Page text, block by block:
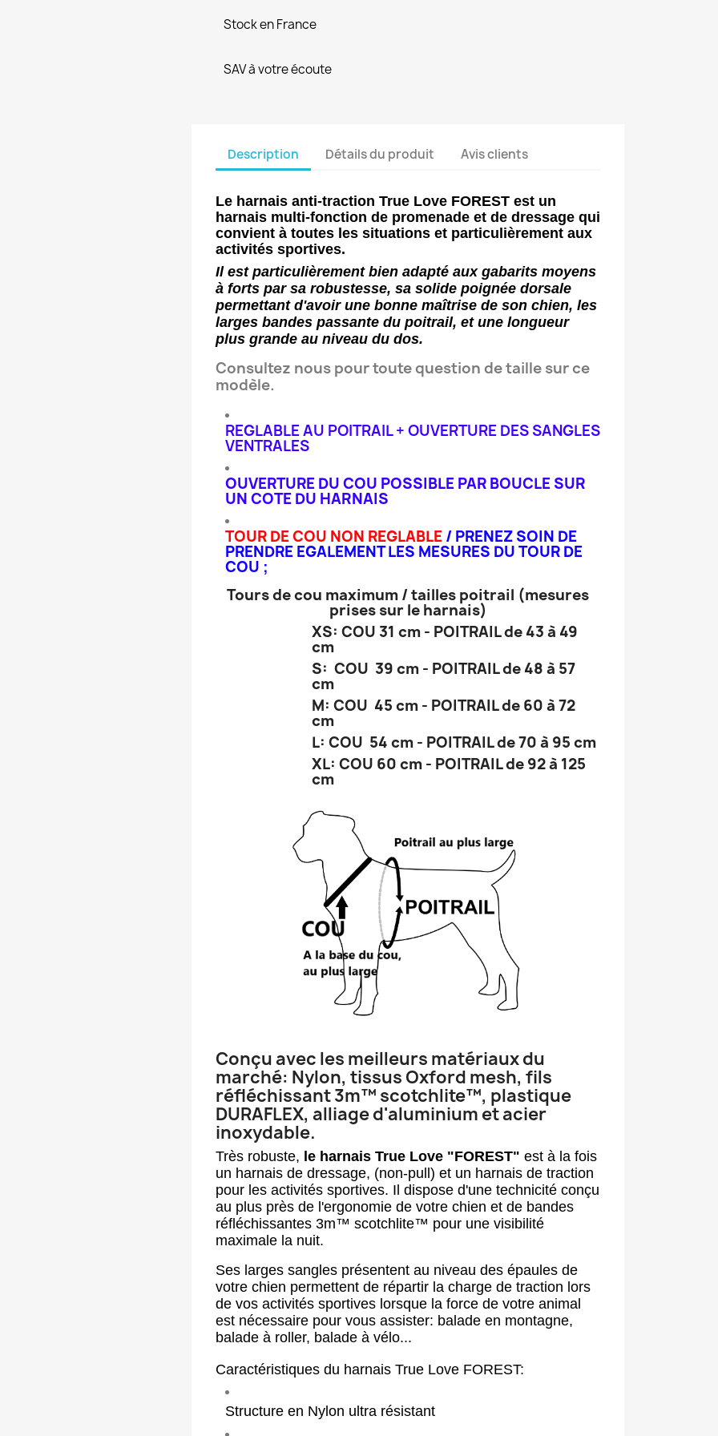
Stock en France
SAV à votre écoute
Description Détails du produit Avis clients
Le harnais anti-traction True Love FOREST est un
harnais multi-fonction de promenade et de dressage qui
convient à toutes les situations et particulièrement aux
activités sportives.
Il est particulièrement bien adapté aux gabarits moyens
à forts par sa robustesse, sa solide poignée dorsale
permettant d'avoir une bonne maîtrise de son chien, les
larges bandes passante du poitrail, et une longueur
plus grande au niveau du dos.
Consultez nous pour toute question de taille sur ce
modèle.
REGLABLE AU POITRAIL + OUVERTURE DES SANGLES
VENTRALES
OUVERTURE DU COU POSSIBLE PAR BOUCLE SUR
UN COTE DU HARNAIS
TOUR DE COU NON REGLABLE / PRENEZ SOIN DE
PRENDRE EGALEMENT LES MESURES DU TOUR DE
COU ;
Tours de cou maximum / tailles poitrail (mesures
prises sur le harnais)
XS: COU 31 cm - POITRAIL de 43 à 49
cm
S: COU 39 cm - POITRAIL de 48 à 57
cm
M: COU 45 cm - POITRAIL de 60 à 72
cm
L: COU 54 cm - POITRAIL de 70 à 95 cm
XL: COU 60 cm - POITRAIL de 92 à 125
cm
Conçu avec les meilleurs matériaux du
marché: Nylon, tissus Oxford mesh, fils
réfléchissant 3m™ scotchlite™, plastique
DURAFLEX, alliage d'aluminium et acier
inoxydable.
Très robuste, le harnais True Love "FOREST" est à la fois
un harnais de dressage, (non-pull) et un harnais de traction
pour les activités sportives. Il dispose d'une technicité conçu
au plus près de l'ergonomie de votre chien et de bandes
réfléchissantes 3m™ scotchlite™ pour une visibilité
maximale la nuit.
Ses larges sangles présentent au niveau des épaules de
votre chien permettent de répartir la charge de traction lors
de vos activités sportives lorsque la force de votre animal
est nécessaire pour vous assister: balade en montagne,
balade à roller, balade à vélo...
Caractéristiques du harnais True Love FOREST:
Structure en Nylon ultra résistant